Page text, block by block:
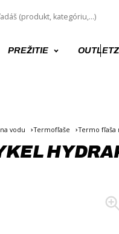
PREŽITIE OUTLET
vodu Termofľaše Termo fľaša